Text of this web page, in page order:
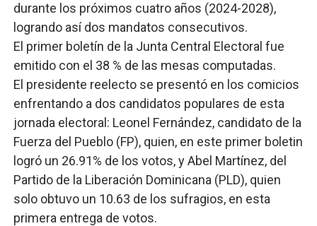
durante los próximos cuatro años (2024-2028),
logrando así dos mandatos consecutivos.
El primer boletín de la Junta Central Electoral fue
emitido con el 38 % de las mesas computadas.
El presidente reelecto se presentó en los comicios
enfrentando a dos candidatos populares de esta
jornada electoral: Leonel Fernández, candidato de la
Fuerza del Pueblo (FP), quien, en este primer boletin
logró un 26.91% de los votos, y Abel Martínez, del
Partido de la Liberación Dominicana (PLD), quien
solo obtuvo un 10.63 de los sufragios, en esta
primera entrega de votos.